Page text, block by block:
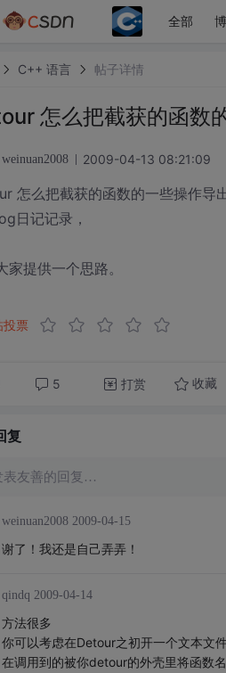
全部
C++ 语言 帖子详情
怎么把截获的函数
weinuan2008 2009-04-13 08:21:09
怎么把截获的函数的一些操作导
日记记录，
家提供一个思路。
投票
5 打赏 收藏
复
表友善的回复…
weinuan2008 2009-04-15
谢了！我还是自己弄弄！
qindq 2009-04-14
方法很多
你可以考虑在Detour之初开一个文本文
在调用到的被你detour的外壳里将函数